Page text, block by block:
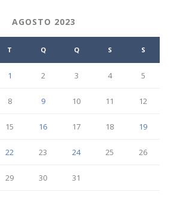
AGOSTO 2023
T Q Q S S
1 2 3 4 5
8 9 10 11 12
15 16 17 18 19
22 23 24 25 26
29 30
31